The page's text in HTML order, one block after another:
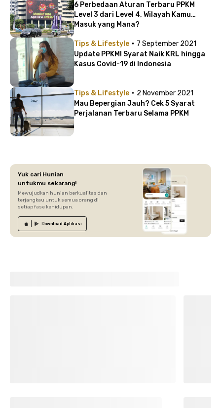
6 Perbedaan Aturan Terbaru PPKM
Level 3 dari Level 4, Wilayah Kamu
Masuk yang Mana?
Tips & Lifestyle · 7 September 2021
Update PPKM! Syarat Naik KRL hingga
Kasus Covid-19 di Indonesia
Tips & Lifestyle · 2 November 2021
Mau Bepergian Jauh? Cek 5 Syarat
Perjalanan Terbaru Selama PPKM
Yuk cari Hunian
untukmu sekarang!
Mewujudkan hunian berkualitas dan
terjangkau untuk semua orang di
setiap fase kehidupan.
Download Aplikasi